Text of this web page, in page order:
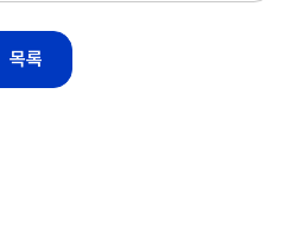
목록